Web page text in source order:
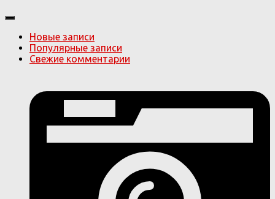
Новые записи
Популярные записи
Свежие комментарии